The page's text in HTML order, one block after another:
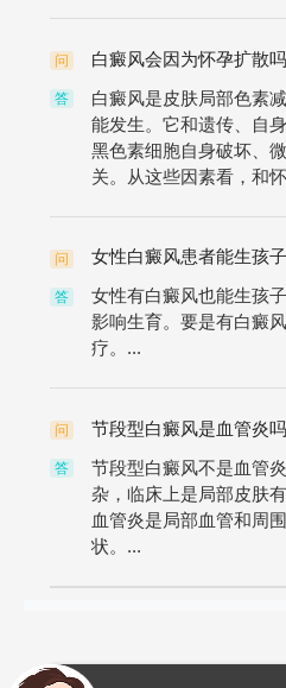
问 白癜风会因为怀孕扩散吗
答
白癜风是皮肤局部色素
能发生。它和遗传、自
黑色素细胞自身破坏、
关。从这些因素看，和
问 女性白癜风患者能生孩
答
女性有白癜风也能生孩
影响生育。要是有白癜
疗。...
问 节段型白癜风是血管炎吗
答
节段型白癜风不是血管
杂，临床上是局部皮肤
血管炎是局部血管和周
状。...